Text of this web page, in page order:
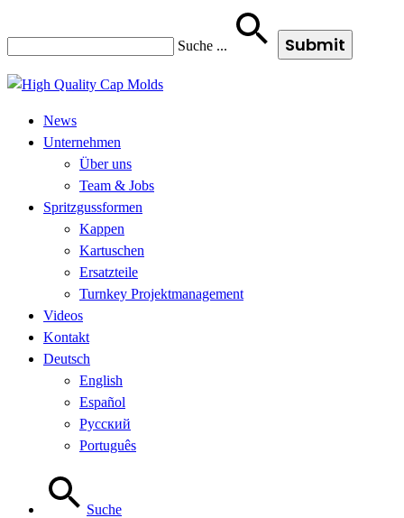
Suche ...
News
Unternehmen
Über uns
Team & Jobs
Spritzgussformen
Kappen
Kartuschen
Ersatzteile
Turnkey Projektmanagement
Videos
Kontakt
Deutsch
English
Español
Русский
Português
Suche